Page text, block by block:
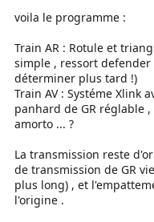
voila le programme :
Train AR : Rotule et
simple , ressort defender
déterminer plus tard !)
Train AV : Systéme Xlink
panhard de GR réglable
amorto ... ?
La transmission reste
de transmission de GR
plus long) , et
l'origine .